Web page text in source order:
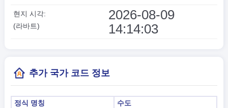
현지 시각:
(라바트)
2026-08-09
14:14:04
추가 국가 코드 정보
정식 명칭
수도